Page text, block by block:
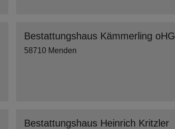
Bestattungshaus Kämmerling oHG
58710 Menden
Bestattungshaus Heinrich Kritzler